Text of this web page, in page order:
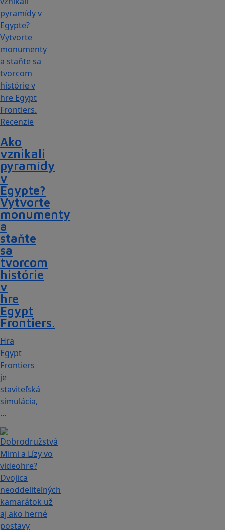
Recenzie
Ako
vznikali
pyramídy
v
Egypte?
Vytvorte
monumenty
a
staňte
sa
tvorcom
histórie
v
hre
Egypt
Frontiers.
Hra
Egypt
Frontiers
je
staviteľská
simulácia,
…